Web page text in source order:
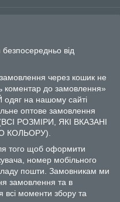
від
через кошик не
коментар до замовлення»
на нашому сайті
оптове замовлення
РОЗМІРИ, ЯКІ ВКАЗАНІ
КОЛЬОРУ).
щоб оформити
номер мобільного
пошти. Замовникам ми
замовлення та в
моменти збору та